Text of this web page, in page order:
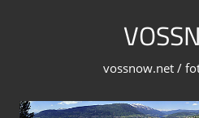
vossnow.net /